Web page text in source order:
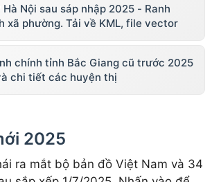
Hà Nội sau sáp nhập 2025 - Ranh
xã phường. Tải về KML, file vector
chính tỉnh Bắc Giang cũ trước 2025
chi tiết các huyện thị
2025
ra mắt bộ bản đồ Việt Nam và 34